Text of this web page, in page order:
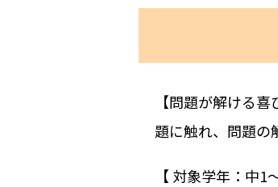
【問題が解ける
題に触れ、問題の
【 対象学年：中1